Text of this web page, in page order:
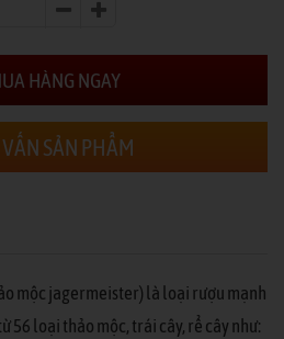
HÀNG NGAY
SẢN PHẨM
mộc jagermeister) là loại rượu mạnh
56 loại thảo mộc, trái cây, rể cây như: